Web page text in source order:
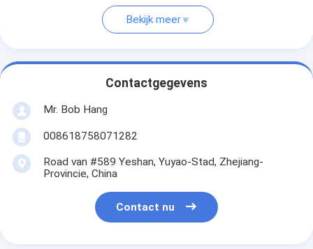
Bekijk meer
Contactgegevens
Mr. Bob Hang
008618758071282
Road van #589 Yeshan, Yuyao-Stad, Zhejiang-
Provincie, China
Contact nu